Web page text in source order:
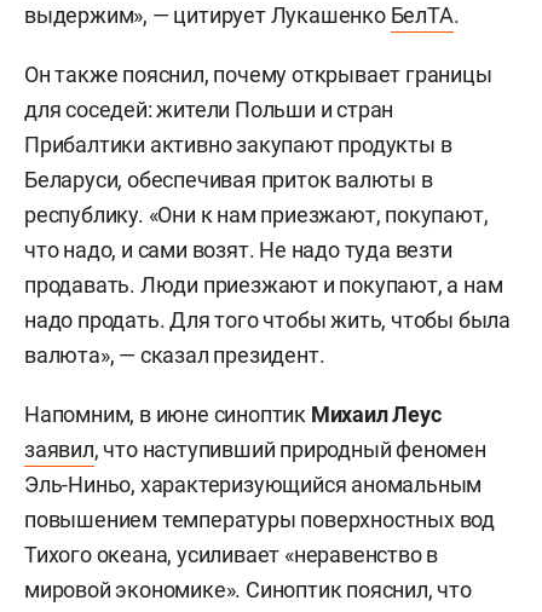
выдержим», — цитирует Лукашенко БелТА.
Он также пояснил, почему открывает границы
для соседей: жители Польши и стран
Прибалтики активно закупают продукты в
Беларуси, обеспечивая приток валюты в
республику. «Они к нам приезжают, покупают,
что надо, и сами возят. Не надо туда везти
продавать. Люди приезжают и покупают, а нам
надо продать. Для того чтобы жить, чтобы была
валюта», — сказал президент.
Напомним, в июне синоптик Михаил Леус
заявил, что наступивший природный феномен
Эль-Ниньо, характеризующийся аномальным
повышением температуры поверхностных вод
Тихого океана, усиливает «неравенство в
мировой экономике». Синоптик пояснил, что